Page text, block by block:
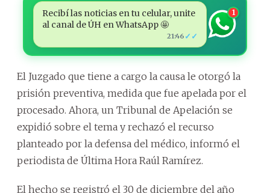
Recibí las noticias en tu celular, unite
al canal de ÚH en WhatsApp 🤩
21:46 ✓✓
1
El Juzgado que tiene a cargo la causa le otorgó la
prisión preventiva, medida que fue apelada por el
procesado. Ahora, un Tribunal de Apelación se
expidió sobre el tema y rechazó el recurso
planteado por la defensa del médico, informó el
periodista de Última Hora Raúl Ramírez.
El hecho se registró el 30 de diciembre del año